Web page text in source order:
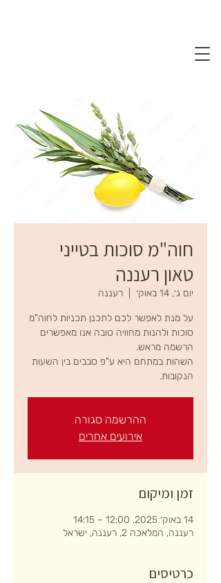
חוה"מ סוכות בטייני
טאון רעננה
יום ג׳, 14 באוק׳ רעננה
על מנת לאפשר לכם לתכנן תכניות לחוה"מ
סוכות ולהנות מחוויה טובה אנו מאפשרים
השהות במתחם היא ע"פ סבבים בין השעות
הנקובות.
ההרשמה סגורה
אירועים אחרים
זמן ומיקום
14 באוק׳ 2025, 12:00 – 14:15
רעננה, המלאכה 2, רעננה, ישראל
כרטיסים